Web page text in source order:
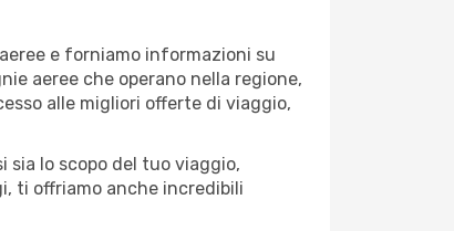
e forniamo informazioni su
aeree che operano nella regione,
alle migliori offerte di viaggio,
sia lo scopo del tuo viaggio,
ti offriamo anche incredibili